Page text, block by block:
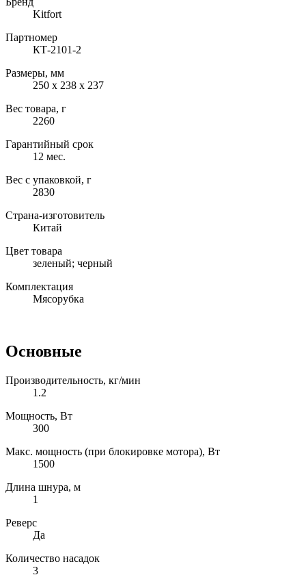
Kitfort
Партномер
КТ-2101-2
Размеры, мм
250 х 238 х 237
Вес товара, г
2260
Гарантийный срок
12 мес.
Вес с упаковкой, г
2830
Страна-изготовитель
Китай
Цвет товара
зеленый; черный
Комплектация
Мясорубка
Основные
Производительность, кг/мин
1.2
Мощность, Вт
300
Макс. мощность (при блокировке мотора), Вт
1500
Длина шнура, м
1
Реверс
Да
Количество насадок
3